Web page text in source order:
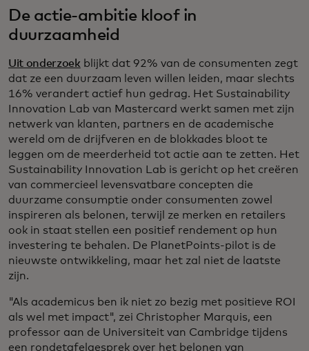
De actie-ambitie kloof in
duurzaamheid
Uit onderzoek blijkt dat 92% van de consumenten zegt
dat ze een duurzaam leven willen leiden, maar slechts
16% verandert actief hun gedrag. Het Sustainability
Innovation Lab van Mastercard werkt samen met zijn
netwerk van klanten, partners en de academische
wereld om de drijfveren en de blokkades bloot te
leggen om de meerderheid tot actie aan te zetten. Het
Sustainability Innovation Lab is gericht op het creëren
van commercieel levensvatbare concepten die
duurzame consumptie onder consumenten zowel
inspireren als belonen, terwijl ze merken en retailers
ook in staat stellen een positief rendement op hun
investering te behalen. De PlanetPoints-pilot is de
nieuwste ontwikkeling, maar het zal niet de laatste
zijn.
"Als academicus ben ik niet zo bezig met positieve ROI
als wel met impact", zei Christopher Marquis, een
professor aan de Universiteit van Cambridge tijdens
een rondetafelgesprek over het belonen van